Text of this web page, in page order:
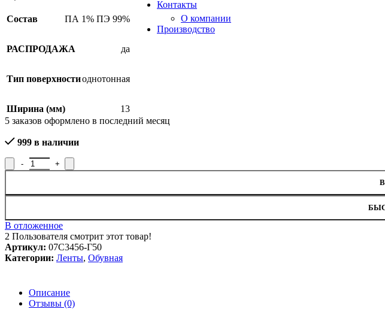
Контакты
О компании
Производство
Состав ПА 1% ПЭ 99%
РАСПРОДАЖА да
Тип поверхностиоднотонная
Ширина (мм)
13
5 заказов оформлено в последний месяц
999 в наличии
Количество товара Лента обувная 13мм, 07С3456-Г50
В отложенное
2 Пользователя смотрит этот товар!
Артикул: 07С3456-Г50
Категории: Ленты, Обувная
Описание
Отзывы (0)